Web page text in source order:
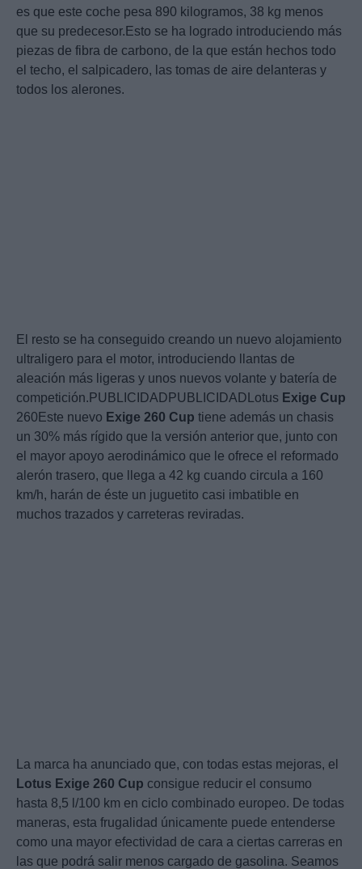
es que este coche pesa 890 kilogramos, 38 kg menos
que su predecesor.Esto se ha logrado introduciendo más
piezas de fibra de carbono, de la que están hechos todo
el techo, el salpicadero, las tomas de aire delanteras y
todos los alerones.
El resto se ha conseguido creando un nuevo alojamiento
ultraligero para el motor, introduciendo llantas de
aleación más ligeras y unos nuevos volante y batería de
competición.PUBLICIDADPUBLICIDADLotus Exige Cup
260Este nuevo Exige 260 Cup tiene además un chasis
un 30% más rígido que la versión anterior que, junto con
el mayor apoyo aerodinámico que le ofrece el reformado
alerón trasero, que llega a 42 kg cuando circula a 160
km/h, harán de éste un juguetito casi imbatible en
muchos trazados y carreteras reviradas.
La marca ha anunciado que, con todas estas mejoras, el
Lotus Exige 260 Cup consigue reducir el consumo
hasta 8,5 l/100 km en ciclo combinado europeo. De todas
maneras, esta frugalidad únicamente puede entenderse
como una mayor efectividad de cara a ciertas carreras en
las que podrá salir menos cargado de gasolina. Seamos